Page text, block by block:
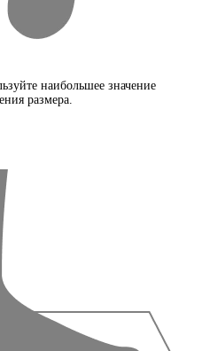
наибольшее значение
размера.